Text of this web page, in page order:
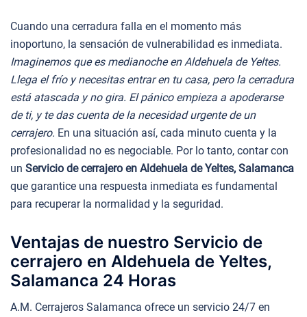
Cuando una cerradura falla en el momento más
inoportuno, la sensación de vulnerabilidad es inmediata.
Imaginemos que es medianoche en Aldehuela de Yeltes.
Llega el frío y necesitas entrar en tu casa, pero la cerradura
está atascada y no gira. El pánico empieza a apoderarse
de ti, y te das cuenta de la necesidad urgente de un
cerrajero. En una situación así, cada minuto cuenta y la
profesionalidad no es negociable. Por lo tanto, contar con
un Servicio de cerrajero en Aldehuela de Yeltes, Salamanca
que garantice una respuesta inmediata es fundamental
para recuperar la normalidad y la seguridad.
Ventajas de nuestro Servicio de
cerrajero en Aldehuela de Yeltes,
Salamanca 24 Horas
A.M. Cerrajeros Salamanca ofrece un servicio 24/7 en